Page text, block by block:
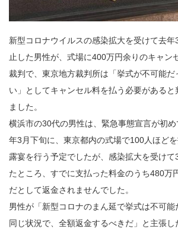
新型コロナウイルスの感染拡大を受けて去年
止した男性が、式場に400万円余りのキャン
裁判で、東京地方裁判所は「挙式が不可能だ
い」としてキャンセル料を払う必要があると
ました。
横浜市の30代の男性は、緊急事態宣言が初
年3月下旬に、東京都内の式場で100人ほど
露宴を行う予定でしたが、感染拡大を受けて
たところ、すでに支払った料金のうち480万
だとして返金されませんでした。
男性が「新型コロナのまん延で挙式は不可能
同じ状況で、全額返金するべきだ」と主張し